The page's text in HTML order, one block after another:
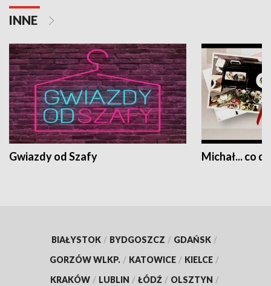
INNE
Gwiazdy od Szafy Michał... co
BIAŁYSTOK / BYDGOSZCZ / GDAŃSK /
GORZÓW WLKP. / KATOWICE / KIELCE /
KRAKÓW / LUBLIN / ŁÓDŹ / OLSZTYN /